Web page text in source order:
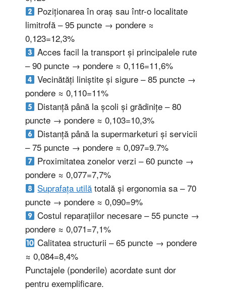
Poziționarea în oraș sau într-o localitate
limitrofă – 95 puncte → pondere ≈
0,123=12,3%
Acces facil la transport și principalele rute
– 90 puncte → pondere ≈ 0,116=11,6%
Vecinătăți liniștite și sigure – 85 puncte →
pondere ≈ 0,110=11%
Distanță până la școli și grădinițe – 80
puncte → pondere ≈ 0,103=10,3%
Distanță până la supermarketuri și servicii
– 75 puncte → pondere ≈ 0,097=9.7%
Proximitatea zonelor verzi – 60 puncte →
pondere ≈ 0,077=7,7%
Suprafața utilă totală și ergonomia sa – 70
puncte → pondere ≈ 0,090=9%
Costul reparațiilor necesare – 55 puncte →
pondere ≈ 0,071=7,1%
Calitatea structurii – 65 puncte → pondere
≈ 0,084=8,4%
Punctajele (ponderile) acordate sunt dor
pentru exemplificare.